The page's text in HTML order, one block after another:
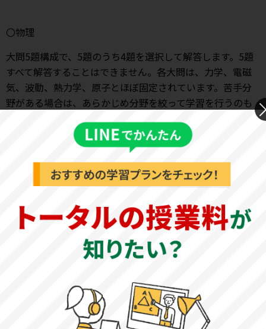
〇物理
大問5題構成で、5題のうち4題を選択して解答します。5題
すべて解答することはできません。各大問は、力学、電磁
気、波動、熱力学、原子とほぼ固定されています。苦手分
野がある場合は、あらかじめ分野を絞って学習を行うのも
良いでしょう。全体的な難易度は標準レベルですが、一部
やや難しい問題も含まれます。基本事項をしっかりと押さ
え、問題集や複数年分の過去問で演習を重ねましょう。
〈医学部・創造工学部・農学部と同様〉
〇化学
大問5題構成で、化学基礎・化学の幅広い分野から満遍なく
出題されますが、中でも高分子が頻出傾向にあります。設
わたります。全体的な難易度は標準レベルですが、一部応
用問題や字数制限のある論述問題が含まれるため、対策が
必要です。基礎から丁寧に学習し、標準レベルの問題集や